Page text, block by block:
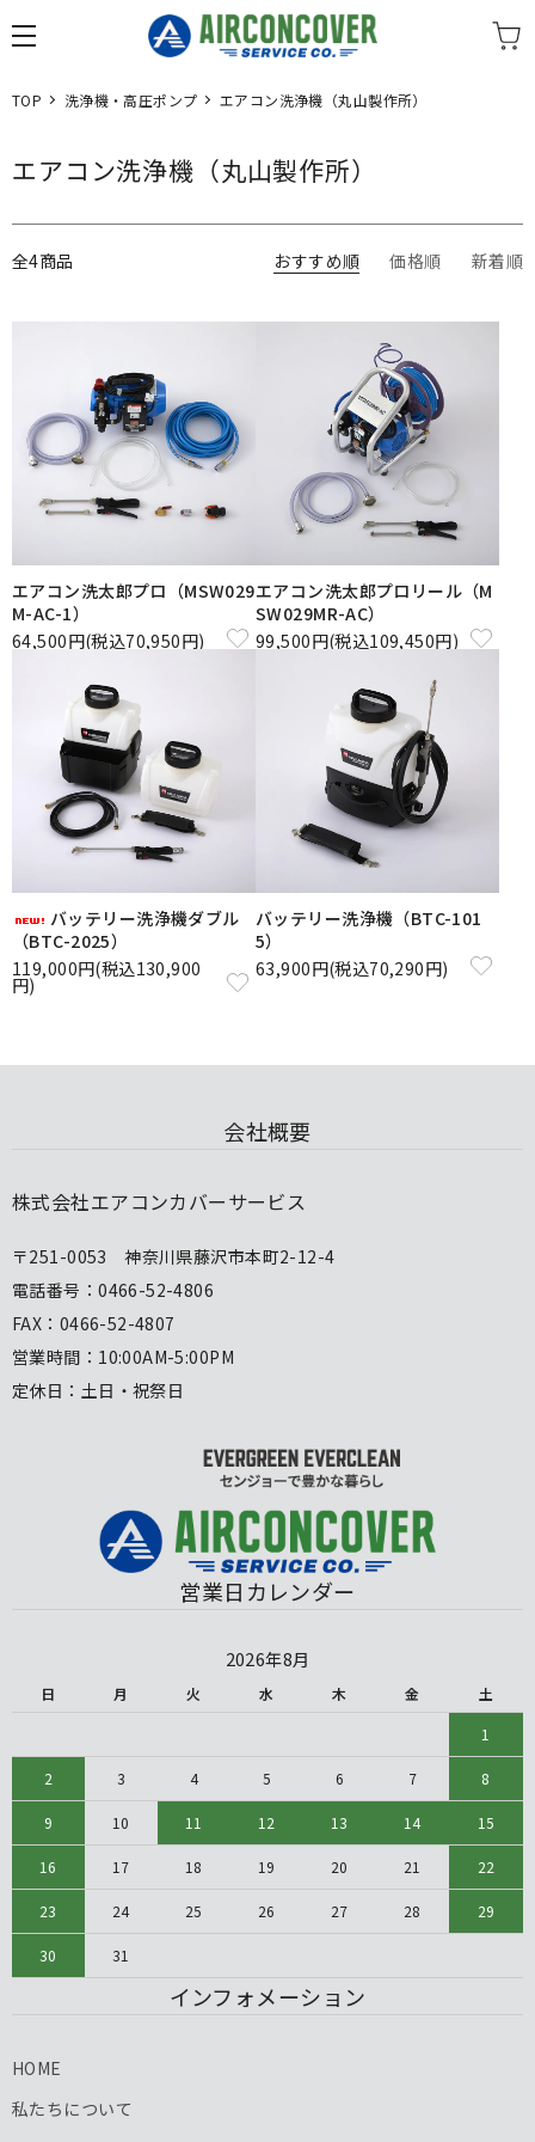
TOP 洗浄機・高圧ポンプ エアコン洗浄機（丸山製作所）
エアコン洗浄機（丸山製作所）
全4商品 おすすめ順 価格順 新着順
エアコン洗太郎プロ（MSW029
M-AC-1）
64,500円(税込70,950円)
エアコン洗太郎プロリール（M
SW029MR-AC）
99,500円(税込109,450円)
バッテリー洗浄機ダブル
（BTC-2025）
119,000円(税込130,900
円)
バッテリー洗浄機（BTC-101
5）
63,900円(税込70,290円)
会社概要
株式会社エアコンカバーサービス
〒251-0053 神奈川県藤沢市本町2-12-4
電話番号：0466-52-4806
FAX：0466-52-4807
営業時間：10:00AM-5:00PM
定休日：土日・祝祭日
営業日カレンダー
2026年8月
日 月 火 水 木 金
土
1
2 3 4 5 6 7 8
9 10 11 12 13 14 15
16 17 18 19 20 21 22
23 24 25 26 27 28 29
30 31
インフォメーション
HOME
私たちについて